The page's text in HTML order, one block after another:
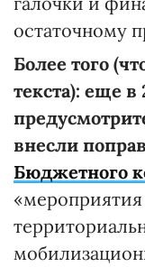
остаточному
Более того
текста): еще в
внесли
Бюджетного